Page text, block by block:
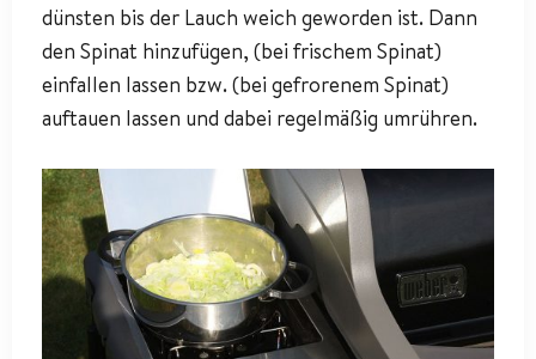
dünsten bis der Lauch weich geworden ist. Dann
den Spinat hinzufügen, (bei frischem Spinat)
einfallen lassen bzw. (bei gefrorenem Spinat)
auftauen lassen und dabei regelmäßig umrühren.